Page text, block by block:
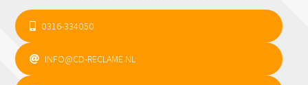
0316-334050
INFO@CD-RECLAME.NL